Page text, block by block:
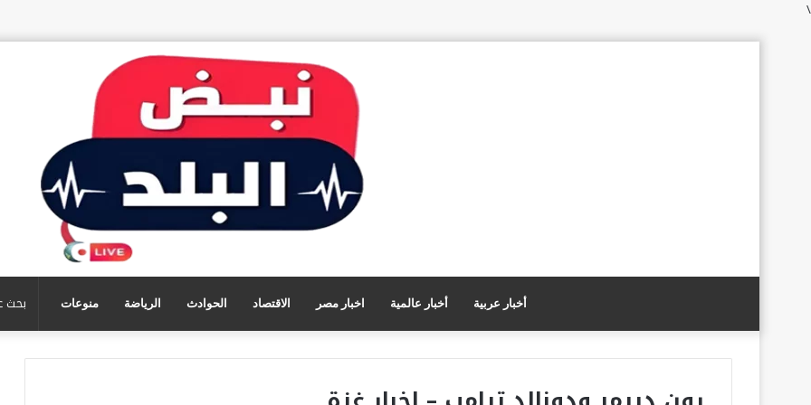
\
أخبار عربية أخبار عالمية اخبار مصر الاقتصاد الحوادث الرياضة منوعات